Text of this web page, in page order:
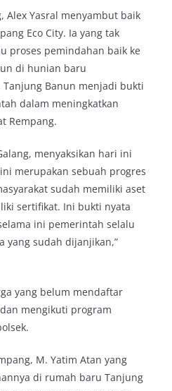
Alex Yasral menyambut baik
Eco City. Ia yang tak
proses pemindahan baik ke
di hunian baru
Banun menjadi bukti
dalam meningkatkan
Rempang.
menyaksikan hari ini
merupakan sebuah progres
sudah memiliki aset
sertifikat. Ini bukti nyata
ini pemerintah selalu
yang sudah dijanjikan,”
yang belum mendaftar
mengikuti program
M. Yatim Atan yang
di rumah baru Tanjung